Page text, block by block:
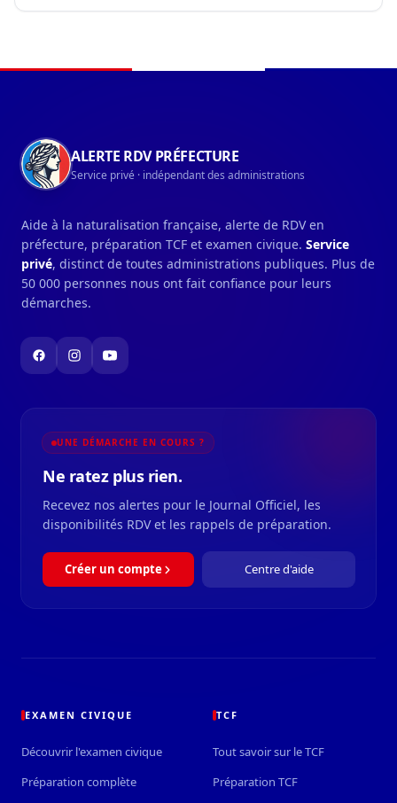
sapeurs-pompiers. 🍅 Ce soir, les dons de produits
Navigation du pied de page
ALERTE RDV PRÉFECTURE
Service privé · indépendant des administrations
Aide à la naturalisation française, alerte de RDV en
préfecture, préparation TCF et examen civique. Service
privé, distinct de toutes administrations publiques. Plus de
50 000 personnes nous ont fait confiance pour leurs
démarches.
UNE DÉMARCHE EN COURS ?
Ne ratez plus rien.
Recevez nos alertes pour le Journal Officiel, les
disponibilités RDV et les rappels de préparation.
Créer un compte Centre d'aide
EXAMEN CIVIQUE
Découvrir l'examen civique
Préparation complète
TCF
Tout savoir sur le TCF
Préparation TCF